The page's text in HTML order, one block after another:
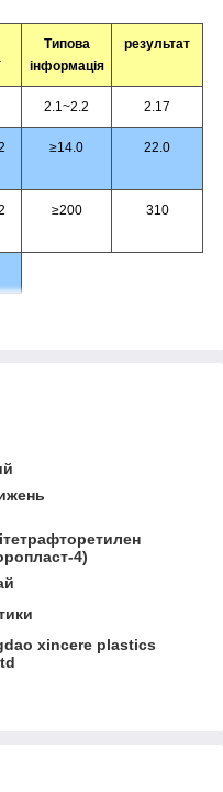
Типова
інформація
результат
2.1~2.2 2.17
≥14.0 22.0
≥200 310
4)
xincere plastics